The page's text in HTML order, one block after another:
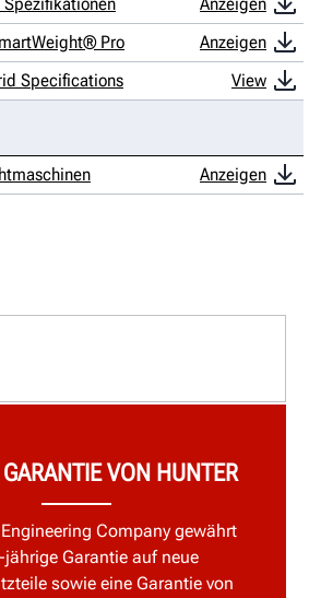
Pro
Anzeigen
Specifications
View
Anzeigen
VON HUNTER
Company gewährt
jährige Garantie auf neue
sowie eine Garantie von